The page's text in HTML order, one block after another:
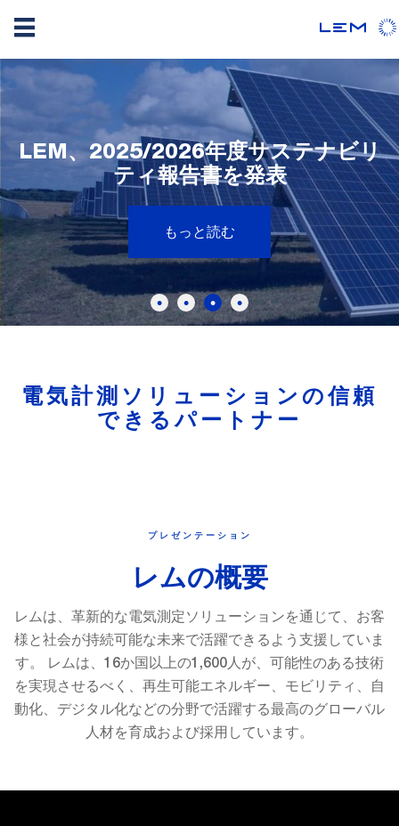
メ
イ
ン
コ
ン
テ
ン
ツ
に
移
動
MEET LEM AT INNOTRANS 2026
- ベルリン
もっと読む
直流用途を超える超高精度電流測定
LEM、2025/2026年度サステナビリ
ティ報告書を発表
もっと読む
ロボティクス：現在のセンサICが自
動化の未来をどう支えているか
もっと読む
電気計測ソリューションの信頼
できるパートナー
プレゼンテーション
レムの概要
レムは、革新的な電気測定ソリューションを通じて、お客
様と社会が持続可能な未来で活躍できるよう支援していま
す。 レムは、16か国以上の1,600人が、可能性のある技術
を実現させるべく、再生可能エネルギー、モビリティ、自
動化、デジタル化などの分野で活躍する最高のグローバル
人材を育成および採用しています。